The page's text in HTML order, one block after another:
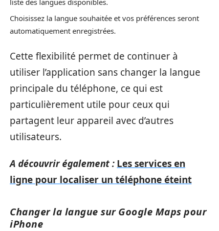
Choisissez la langue souhaitée et vos préférences seront
automatiquement enregistrées.
Cette flexibilité permet de continuer à
utiliser l’application sans changer la langue
principale du téléphone, ce qui est
particulièrement utile pour ceux qui
partagent leur appareil avec d’autres
utilisateurs.
A découvrir également : Les services en
ligne pour localiser un téléphone éteint
Changer la langue sur Google Maps pour
iPhone